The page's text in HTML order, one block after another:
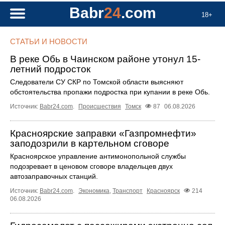
18+
Babr24.com
СТАТЬИ И НОВОСТИ
В реке Обь в Чаинском районе утонул 15-
летний подросток
Следователи СУ СКР по Томской области выясняют
обстоятельства пропажи подростка при купании в реке Обь.
Источник: Babr24.com. Происшествия Томск 87 06.08.2026
Красноярские заправки «Газпромнефти»
заподозрили в картельном сговоре
Красноярское управление антимонопольной службы
подозревает в ценовом сговоре владельцев двух
автозаправочных станций.
Источник: Babr24.com. Экономика, Транспорт Красноярск
214
06.08.2026